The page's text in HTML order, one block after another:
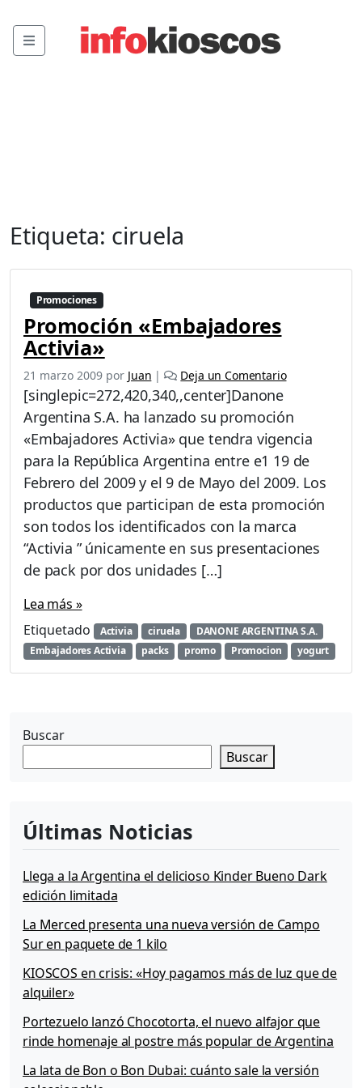
Menu
Etiqueta: ciruela
Promociones
Promoción «Embajadores
Activia»
21 marzo 2009 por Juan | Deja un Comentario
[singlepic=272,420,340,,center]Danone
Argentina S.A. ha lanzado su promoción
«Embajadores Activia» que tendra vigencia
para la República Argentina entre e1 19 de
Febrero del 2009 y el 9 de Mayo del 2009. Los
productos que participan de esta promoción
son todos los identificados con la marca
“Activia ” únicamente en sus presentaciones
de pack por dos unidades […]
Lea más »
Etiquetado
Activia ciruela
DANONE ARGENTINA S.A.
Embajadores Activia
packs promo Promocion yogurt
Buscar
Buscar
Últimas Noticias
Llega a la Argentina el delicioso Kinder Bueno Dark
edición limitada
La Merced presenta una nueva versión de Campo
Sur en paquete de 1 kilo
KIOSCOS en crisis: «Hoy pagamos más de luz que de
alquiler»
Portezuelo lanzó Chocotorta, el nuevo alfajor que
rinde homenaje al postre más popular de Argentina
La lata de Bon o Bon Dubai: cuánto sale la versión